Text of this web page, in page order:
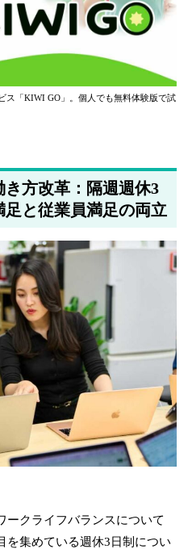
ス「KIWI GO」。個人でも無料体験版で試
方改革：隔週週休3
足と従業員満足の両立
ークライフバランスについて
を集めている週休3日制につい